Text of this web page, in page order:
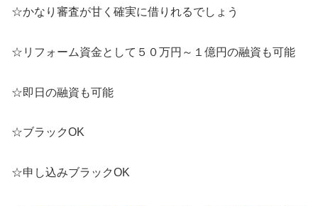
☆かなり審査が甘く確実に借りれるでしょう
☆リフォーム資金として５０万円～１億円の融資も可能
☆即日の融資も可能
☆ブラックOK
☆申し込みブラックOK